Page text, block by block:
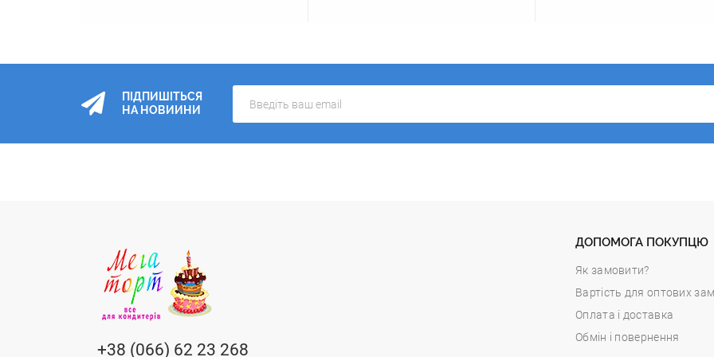
ПІДПИШІТЬСЯ
НА НОВИИНИ
+38 (066) 62 23 268
ДОПОМОГА ПОКУПЦЮ
Як замовити?
Вартість для оптових
Оплата і доставка
Обмін і повернення